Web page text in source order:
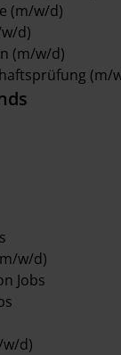
(m/w/d)
d)
(m/w/d)
(m/
w/d)
Jobs
w/d)